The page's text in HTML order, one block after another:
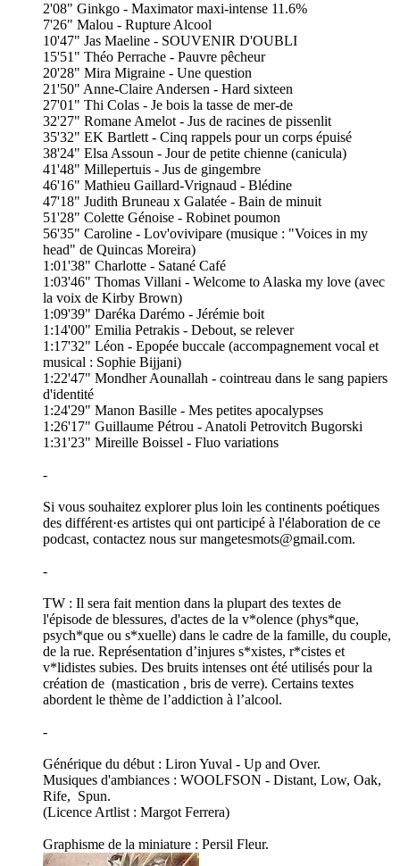
2'08" Ginkgo - Maximator maxi-intense 11.6%
7'26" Malou - Rupture Alcool
10'47" Jas Maeline - SOUVENIR D'OUBLI
15'51" Théo Perrache - Pauvre pêcheur
20'28" Mira Migraine - Une question
21'50" Anne-Claire Andersen - Hard sixteen
27'01" Thi Colas - Je bois la tasse de mer-de
32'27" Romane Amelot - Jus de racines de pissenlit
35'32" EK Bartlett - Cinq rappels pour un corps épuisé
38'24" Elsa Assoun - Jour de petite chienne (canicula)
41'48" Millepertuis - Jus de gingembre
46'16" Mathieu Gaillard-Vrignaud - Blédine
47'18" Judith Bruneau x Galatée - Bain de minuit
51'28" Colette Génoise - Robinet poumon
56'35" Caroline - Lov'ovivipare (musique : "Voices in my
head" de Quincas Moreira)
1:01'38" Charlotte - Satané Café
1:03'46" Thomas Villani - Welcome to Alaska my love (avec
la voix de Kirby Brown)
1:09'39" Daréka Darémo - Jérémie boit
1:14'00" Emilia Petrakis - Debout, se relever
1:17'32" Léon - Epopée buccale (accompagnement vocal et
musical : Sophie Bijjani)
1:22'47" Mondher Aounallah - cointreau dans le sang papiers
d'identité
1:24'29" Manon Basille - Mes petites apocalypses
1:26'17" Guillaume Pétrou - Anatoli Petrovitch Bugorski
1:31'23" Mireille Boissel - Fluo variations
-
Si vous souhaitez explorer plus loin les continents poétiques
des différent·es artistes qui ont participé à l'élaboration de ce
podcast, contactez nous sur mangetesmots@gmail.com.
-
TW : Il sera fait mention dans la plupart des textes de
l'épisode de blessures, d'actes de la v*olence (phys*que,
psych*que ou s*xuelle) dans le cadre de la famille, du couple,
de la rue. Représentation d’injures s*xistes, r*cistes et
v*lidistes subies. Des bruits intenses ont été utilisés pour la
création de (mastication , bris de verre). Certains textes
abordent le thème de l’addiction à l’alcool.
-
Générique du début : Liron Yuval - Up and Over.
Musiques d'ambiances : WOOLFSON - Distant, Low, Oak,
Rife, Spun.
(Licence Artlist : Margot Ferrera)
Graphisme de la miniature : Persil Fleur.